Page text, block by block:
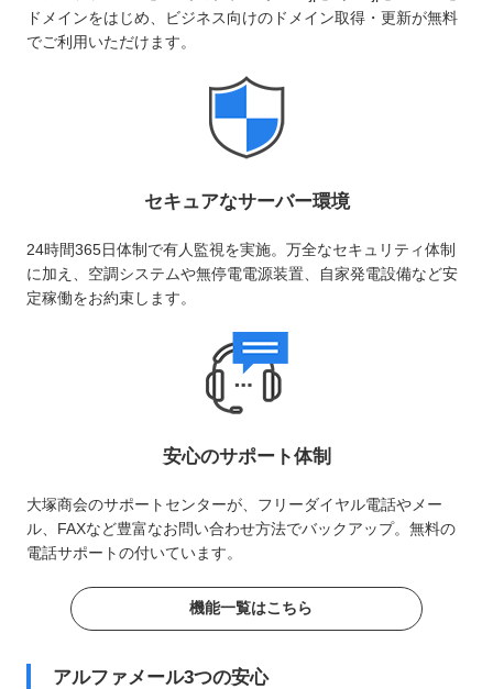
ドメインをはじめ、ビジネス向けのドメイン取得・更新が無料
でご利用いただけます。
セキュアなサーバー環境
24時間365日体制で有人監視を実施。万全なセキュリティ体制
に加え、空調システムや無停電電源装置、自家発電設備など安
定稼働をお約束します。
安心のサポート体制
大塚商会のサポートセンターが、フリーダイヤル電話やメー
ル、FAXなど豊富なお問い合わせ方法でバックアップ。無料の
電話サポートの付いています。
機能一覧はこちら
アルファメール3つの安心